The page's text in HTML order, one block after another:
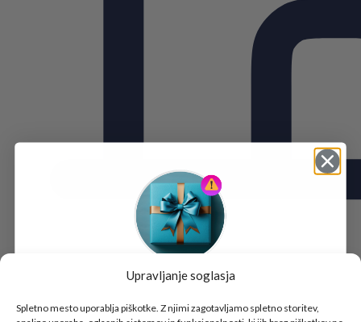
Upravljanje soglasja
Spletno mesto uporablja piškotke. Z njimi zagotavljamo spletno storitev,
Tukaj je!
🎁 DARILO